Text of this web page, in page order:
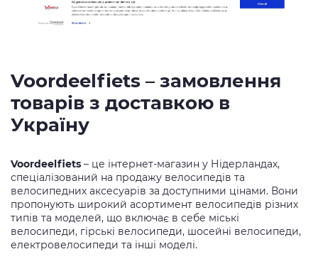
Voordeelfiets – замовлення
товарів з доставкою в
Україну
Voordeelfiets – це інтернет-магазин у Нідерландах,
спеціалізований на продажу велосипедів та
велосипедних аксесуарів за доступними цінами. Вони
пропонують широкий асортимент велосипедів різних
типів та моделей, що включає в себе міські
велосипеди, гірські велосипеди, шосейні велосипеди,
електровелосипеди та інші моделі.